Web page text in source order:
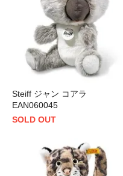
Steiff ジャン コアラ
EAN060045
SOLD OUT